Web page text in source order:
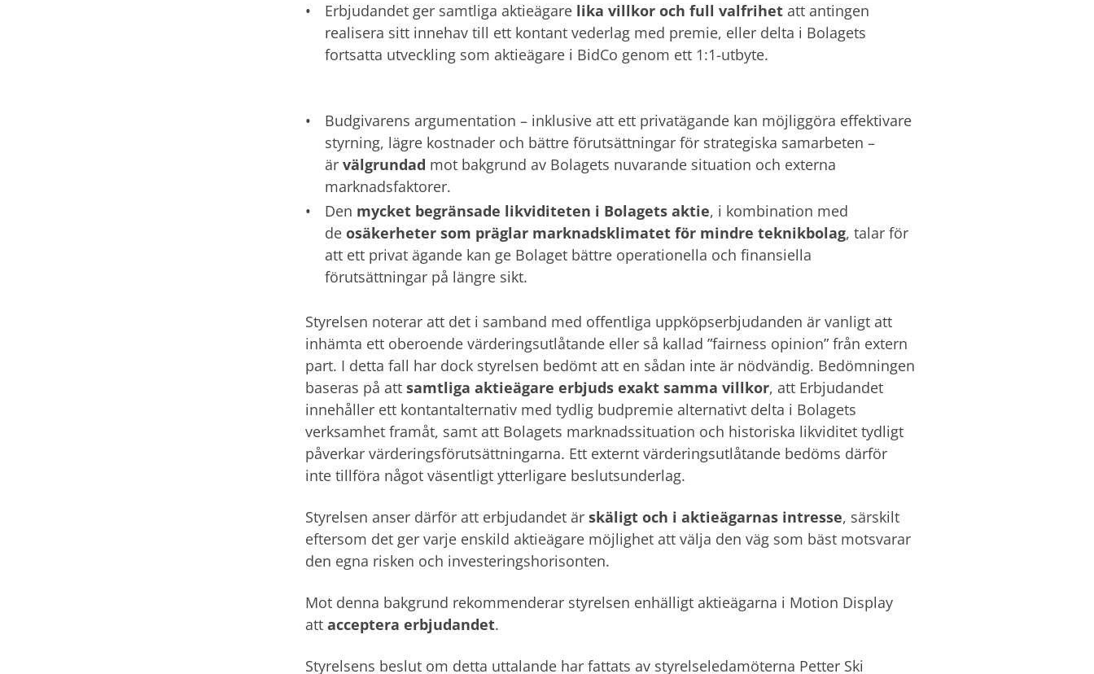
Erbjudandet ger samtliga aktieägare lika villkor och full valfrihet att antingen
realisera sitt innehav till ett kontant vederlag med premie, eller delta i Bolagets
fortsatta utveckling som aktieägare i BidCo genom ett 1:1-utbyte.
Budgivarens argumentation – inklusive att ett privatägande kan möjliggöra effektivare
styrning, lägre kostnader och bättre förutsättningar för strategiska samarbeten –
är välgrundad mot bakgrund av Bolagets nuvarande situation och externa
marknadsfaktorer.
Den mycket begränsade likviditeten i Bolagets aktie, i kombination med
de osäkerheter som präglar marknadsklimatet för mindre teknikbolag, talar för
att ett privat ägande kan ge Bolaget bättre operationella och finansiella
förutsättningar på längre sikt.
Styrelsen noterar att det i samband med offentliga uppköpserbjudanden är vanligt att
inhämta ett oberoende värderingsutlåtande eller så kallad ”fairness opinion” från extern
part. I detta fall har dock styrelsen bedömt att en sådan inte är nödvändig. Bedömningen
baseras på att samtliga aktieägare erbjuds exakt samma villkor, att Erbjudandet
innehåller ett kontantalternativ med tydlig budpremie alternativt delta i Bolagets
verksamhet framåt, samt att Bolagets marknadssituation och historiska likviditet tydligt
påverkar värderingsförutsättningarna. Ett externt värderingsutlåtande bedöms därför
inte tillföra något väsentligt ytterligare beslutsunderlag.
Styrelsen anser därför att erbjudandet är skäligt och i aktieägarnas intresse, särskilt
eftersom det ger varje enskild aktieägare möjlighet att välja den väg som bäst motsvarar
den egna risken och investeringshorisonten.
Mot denna bakgrund rekommenderar styrelsen enhälligt aktieägarna i Motion Display
att acceptera erbjudandet.
Styrelsens beslut om detta uttalande har fattats av styrelseledamöterna Petter Ski